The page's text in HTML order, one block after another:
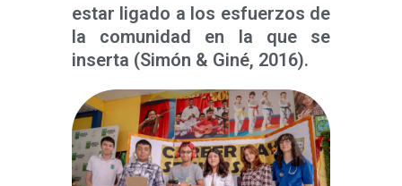
estar ligado a los esfuerzos de
la comunidad en la que se
inserta (Simón & Giné, 2016).